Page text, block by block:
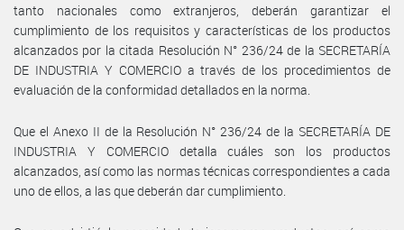
tanto nacionales como extranjeros, deberán garantizar el
cumplimiento de los requisitos y características de los productos
alcanzados por la citada Resolución N° 236/24 de la SECRETARÍA
DE INDUSTRIA Y COMERCIO a través de los procedimientos de
evaluación de la conformidad detallados en la norma.
Que el Anexo II de la Resolución N° 236/24 de la SECRETARÍA DE
INDUSTRIA Y COMERCIO detalla cuáles son los productos
alcanzados, así como las normas técnicas correspondientes a cada
uno de ellos, a las que deberán dar cumplimiento.